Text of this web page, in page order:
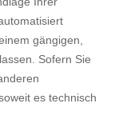
gängigen,
Sofern Sie
es technisch